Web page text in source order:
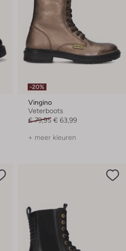
-20%
Vingino
Veterboots
€ 79,95 € 63,99
+ meer kleuren